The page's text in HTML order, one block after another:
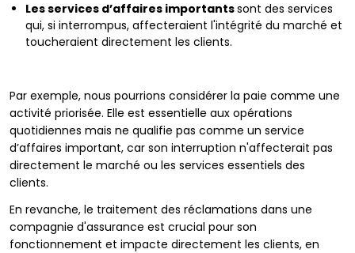
Les services d’affaires importantssont des services
qui, si interrompus, affecteraient l'intégrité du marché et
toucheraient directement les clients.
Par exemple, nous pourrions considérer la paie comme une
activité priorisée. Elle est essentielle aux opérations
quotidiennes mais ne qualifie pas comme un service
d’affaires important, car son interruption n'affecterait pas
directement le marché ou les services essentiels des
clients.
En revanche, le traitement des réclamations dans une
compagnie d'assurance est crucial pour son
fonctionnement et impacte directement les clients, en